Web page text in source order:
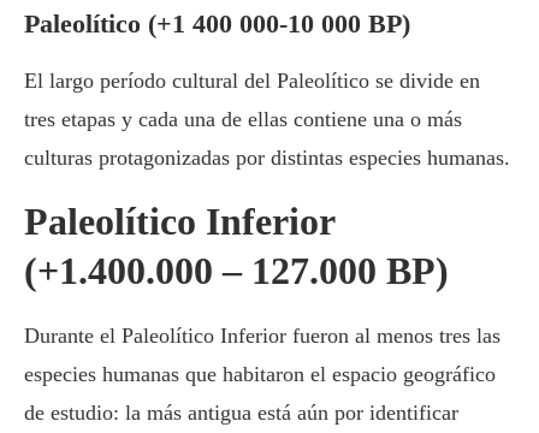
Paleolítico (+1 400 000-10 000 BP)
El largo período cultural del Paleolítico se divide en
tres etapas y cada una de ellas contiene una o más
culturas protagonizadas por distintas especies humanas.
Paleolítico Inferior
(+1.400.000 – 127.000 BP)
Durante el Paleolítico Inferior fueron al menos tres las
especies humanas que habitaron el espacio geográfico
de estudio: la más antigua está aún por identificar